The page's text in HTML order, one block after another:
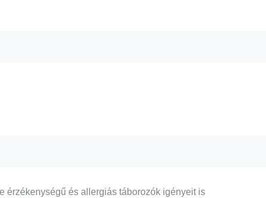
érzékenységű és allergiás táborozók igényeit is